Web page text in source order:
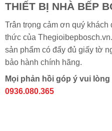
THIẾT BỊ NHÀ BẾP
Trân trọng cảm ơn quý
thức của
sản phẩm có đẩy đủ giấy tờ
bảo hành chính hãng.
Mọi phản hồi góp ý vui
0936.080.365